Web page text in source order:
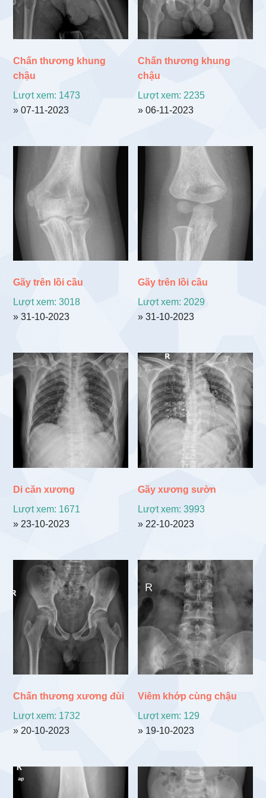
Chấn thương khung
chậu
Lượt xem: 1473
» 07-11-2023
Chấn thương khung
chậu
Lượt xem: 2235
» 06-11-2023
Gãy trên lồi cầu
Lượt xem: 3018
» 31-10-2023
Gãy trên lồi cầu
Lượt xem: 2029
» 31-10-2023
Di căn xương
Lượt xem: 1671
» 23-10-2023
Gãy xương sườn
Lượt xem: 3993
» 22-10-2023
Chấn thương xương đùi
Lượt xem: 1732
» 20-10-2023
Viêm khớp cùng chậu
Lượt xem: 129
» 19-10-2023